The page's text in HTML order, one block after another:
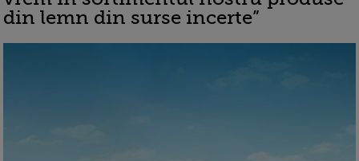
din lemn din surse incerte”